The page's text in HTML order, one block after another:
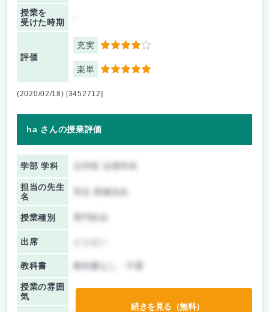
授業を
受けた時期
評価
充実 4
楽単 5
(2020/02/18) [3452712]
ha さんの授業評価
学部 学科
担当の先生
名
羽生 香織先生
授業種別
出席
教科書 教科書なし・不要
授業の雰囲
気
続きを見る（無料）